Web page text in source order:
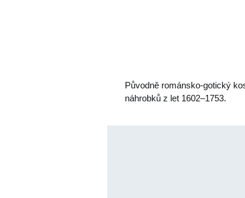
Původně románsko-gotický
náhrobků z let 1602–1753.